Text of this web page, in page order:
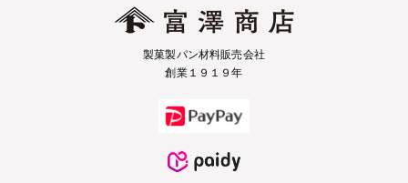
製菓製パン材料販売会社
創業１９１９年